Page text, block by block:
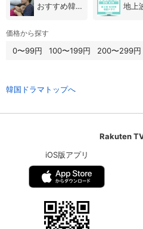
おすすめ韓国ドラマ
価格から探す
0〜99円 100〜199円 200〜299円
韓国ドラマトップへ
Rakuten
iOS版アプリ